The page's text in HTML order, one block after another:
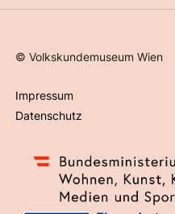
©Volkskundemuseum Wien
Impressum
Datenschutz